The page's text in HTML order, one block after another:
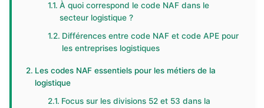
À quoi correspond le code NAF dans le
secteur logistique ?
Différences entre code NAF et code APE pour
les entreprises logistiques
Les codes NAF essentiels pour les métiers de la
logistique
Focus sur les divisions 52 et 53 dans la